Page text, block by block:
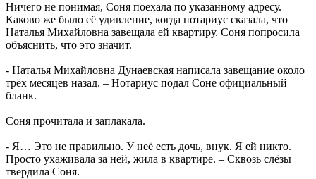
Ничего не понимая, Соня поехала по указанному адресу.
Каково же было её удивление, когда нотариус сказала, что
Наталья Михайловна завещала ей квартиру. Соня попросила
объяснить, что это значит.
- Наталья Михайловна Дунаевская написала завещание около
трёх месяцев назад. – Нотариус подал Соне официальный
бланк.
Соня прочитала и заплакала.
- Я… Это не правильно. У неё есть дочь, внук. Я ей никто.
Просто ухаживала за ней, жила в квартире. – Сквозь слёзы
твердила Соня.